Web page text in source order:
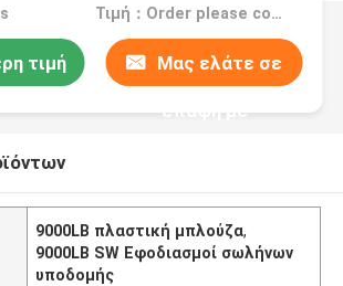
Τιμή：Order please contact customer service
τιμή Μας ελάτε σε
επαφή με
9000LB πλαστική μπλούζα,
9000LB SW Εφοδιασμοί σωλήνων
υποδομής